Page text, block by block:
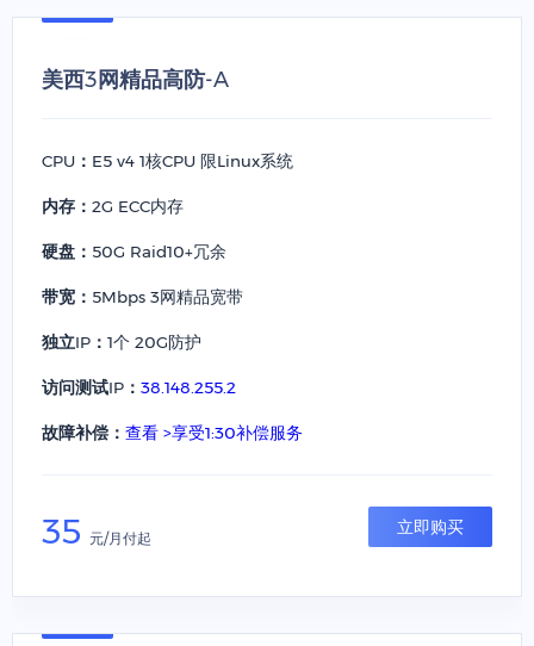
美西3网精品高防-A
CPU： E5 v4 1核CPU 限Linux系统
内存： 2G ECC内存
硬盘： 50G Raid10+冗余
带宽： 5Mbps 3网精品宽带
独立IP： 1个 20G防护
访问测试IP： 38.148.255.2
故障补偿： 查看 >享受1:30补偿服务
35 元/月付起
立即购买